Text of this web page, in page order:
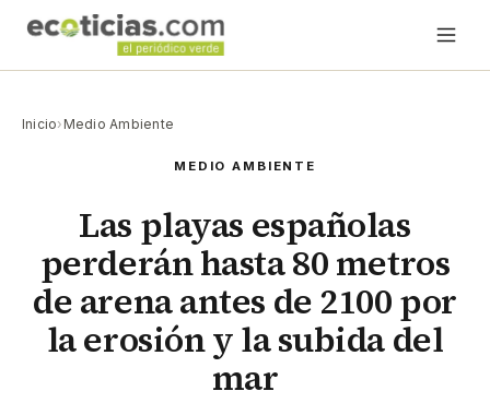
Inicio› Medio Ambiente
MEDIO AMBIENTE
Las playas españolas
perderán hasta 80 metros
de arena antes de 2100 por
la erosión y la subida del
mar